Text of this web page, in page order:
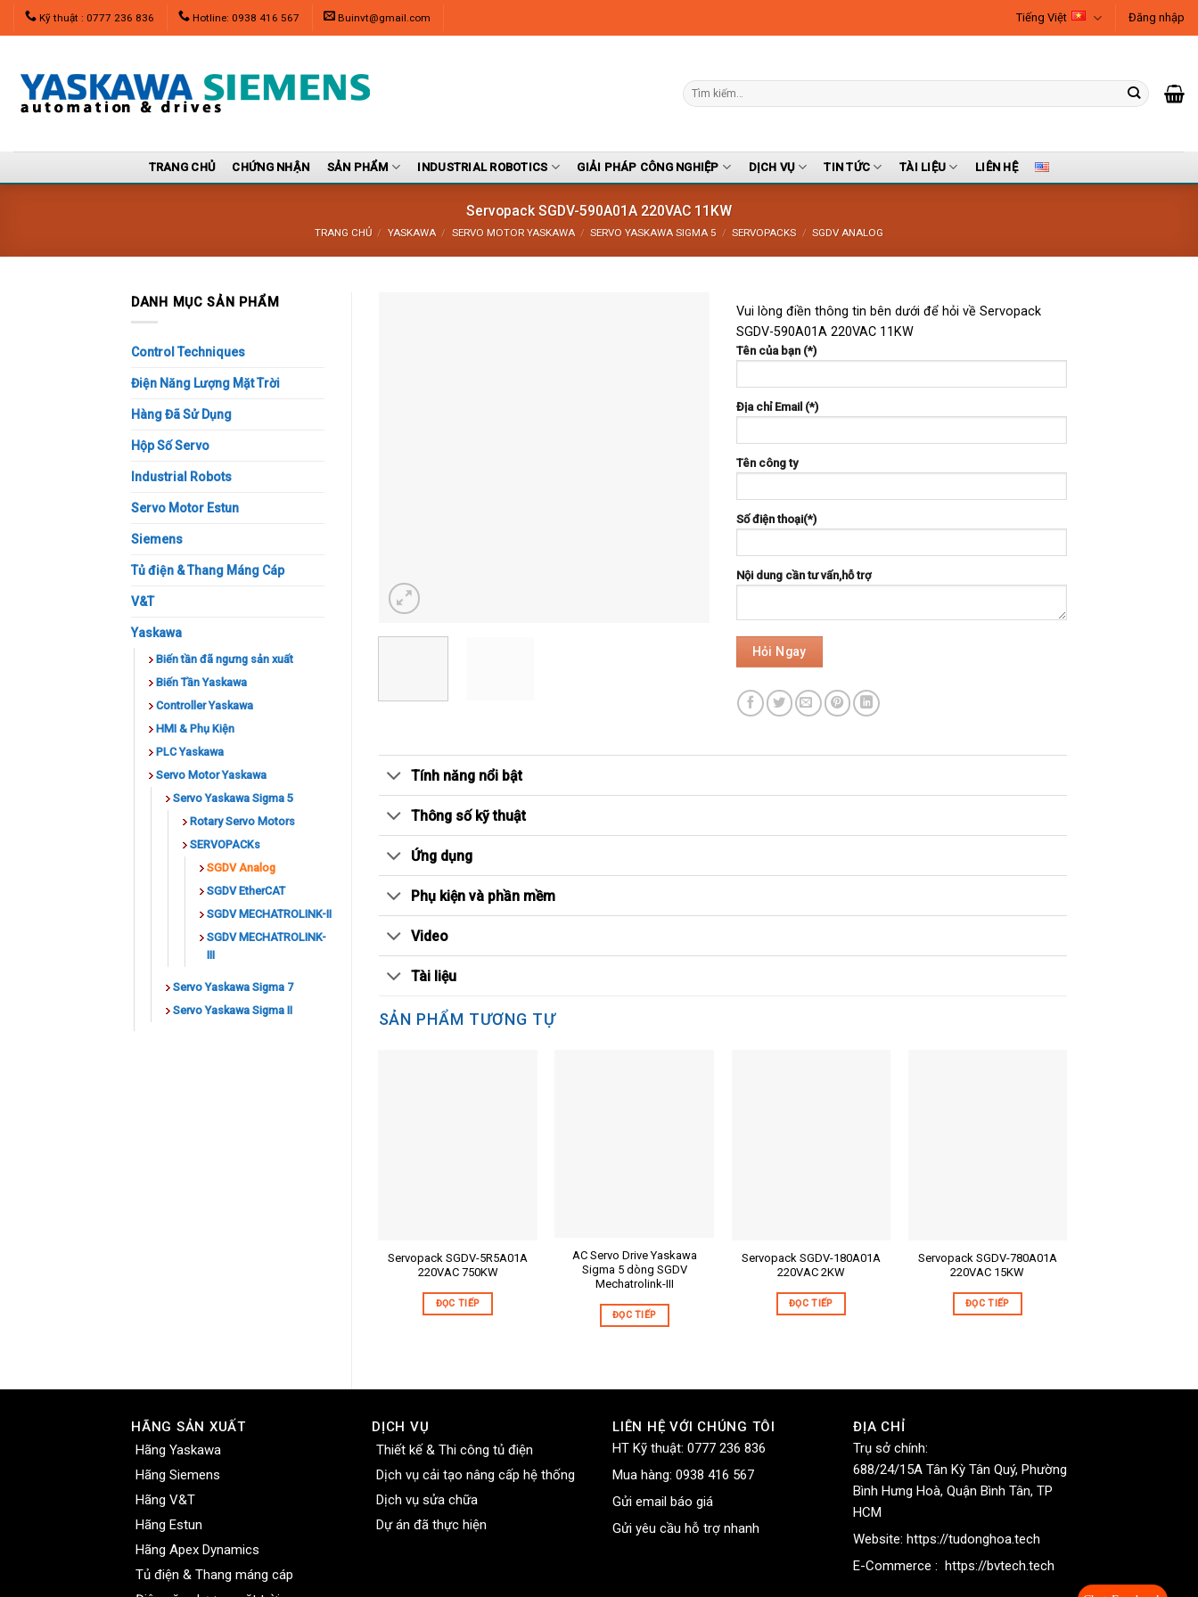
Kỹ thuật : 0777 236 836 Hotline: 0938 416 567 Buinvt@gmail.com Tiếng Việt Đăng nhập
TRANG CHỦ CHỨNG NHẬN SẢN PHẨM INDUSTRIAL ROBOTICS GIẢI PHÁP CÔNG NGHIỆP DỊCH VỤ TIN TỨC TÀI LIỆU LIÊN HỆ
Servopack SGDV-590A01A 220VAC 11KW
TRANG CHỦ / YASKAWA / SERVO MOTOR YASKAWA / SERVO YASKAWA SIGMA 5 / SERVOPACKS / SGDV ANALOG
Vui lòng điền thông tin bên dưới để hỏi về Servopack
SGDV-590A01A 220VAC 11KW
Tên của bạn (*)
Địa chỉ Email (*)
Tên công ty
Số điện thoại(*)
Nội dung cần tư vấn,hỗ trợ
Tính năng nổi bật
Thông số kỹ thuật
Ứng dụng
Phụ kiện và phần mềm
Video
Tài liệu
SẢN PHẨM TƯƠNG TỰ
Mã sản phẩm:
Mô tả ngắn:
Servopack SGDV-5R5A01A
220VAC 750KW
ĐỌC TIẾP
Mã sản phẩm:
AC Servo Drive Yaskawa
Sigma 5 dòng SGDV
Mechatrolink-III
ĐỌC TIẾP
Mã sản phẩm:
Mô tả ngắn:
Servopack SGDV-180A01A
220VAC 2KW
ĐỌC TIẾP
Mã sản phẩm:
Mô tả ngắn:
Servopack SGDV-780A01A
220VAC 15KW
ĐỌC TIẾP
DANH MỤC SẢN PHẨM
Control Techniques
Điện Năng Lượng Mặt Trời
Hàng Đã Sử Dụng
Hộp Số Servo
Industrial Robots
Servo Motor Estun
Siemens
Tủ điện & Thang Máng Cáp
V&T
Yaskawa
Biến tần đã ngưng sản xuất
Biến Tần Yaskawa
Controller Yaskawa
HMI & Phụ Kiện
PLC Yaskawa
Servo Motor Yaskawa
Servo Yaskawa Sigma 5
Rotary Servo Motors
SERVOPACKs
SGDV Analog
SGDV EtherCAT
SGDV MECHATROLINK-II
SGDV MECHATROLINK-
III
Servo Yaskawa Sigma 7
Servo Yaskawa Sigma II
HÃNG SẢN XUẤT
Hãng Yaskawa
Hãng Siemens
Hãng V&T
Hãng Estun
Hãng Apex Dynamics
Tủ điện & Thang máng cáp
DỊCH VỤ
Thiết kế & Thi công tủ điện
Dịch vụ cải tạo nâng cấp hệ thống
Dịch vụ sửa chữa
Dự án đã thực hiện
LIÊN HỆ VỚI CHÚNG TÔI
HT Kỹ thuật: 0777 236 836
Mua hàng: 0938 416 567
Gửi email báo giá
Gửi yêu cầu hỗ trợ nhanh
ĐỊA CHỈ
Trụ sở chính:
688/24/15A Tân Kỳ Tân Quý, Phường
Bình Hưng Hoà, Quận Bình Tân, TP
HCM
Website: https://tudonghoa.tech
E-Commerce :
https://bvtech.tech